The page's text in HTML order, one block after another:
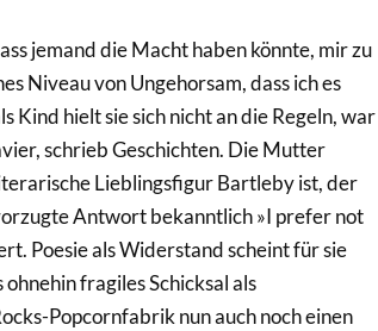
jemand die Macht haben könnte, mir zu
Niveau von Ungehorsam, dass ich es
Kind hielt sie sich nicht an die Regeln, war
schrieb Geschichten. Die Mutter
Lieblingsfigur Bartleby ist, der
Antwort bekanntlich »I prefer not
Poesie als Widerstand scheint für sie
fragiles Schicksal als
Popcornfabrik nun auch noch einen